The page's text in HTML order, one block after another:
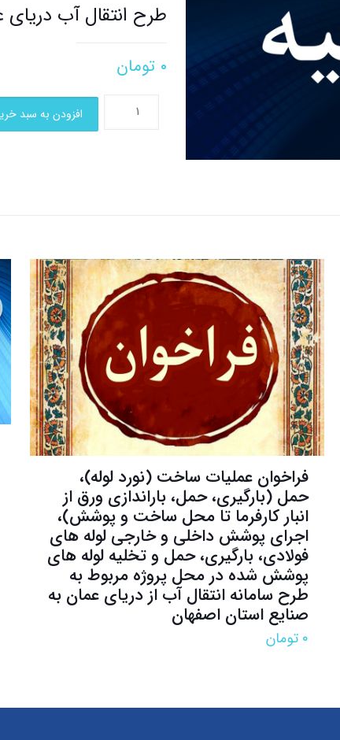
طرح انتقال آب دریای
۰ تومان
افزودن به سبد
فراخوان عمليات ساخت (نورد لوله)،
حمل (بارگیری، حمل، باراندازی ورق از
انبار کارفرما تا محل ساخت و پوشش)،
اجرای پوشش داخلی و خارجی لوله های
فولادی، بارگیری، حمل و تخلیه لوله های
پوشش شده در محل پروژه مربوط به
طرح سامانه انتقال آب از دریای عمان به
صنایع استان اصفهان
۰ تومان